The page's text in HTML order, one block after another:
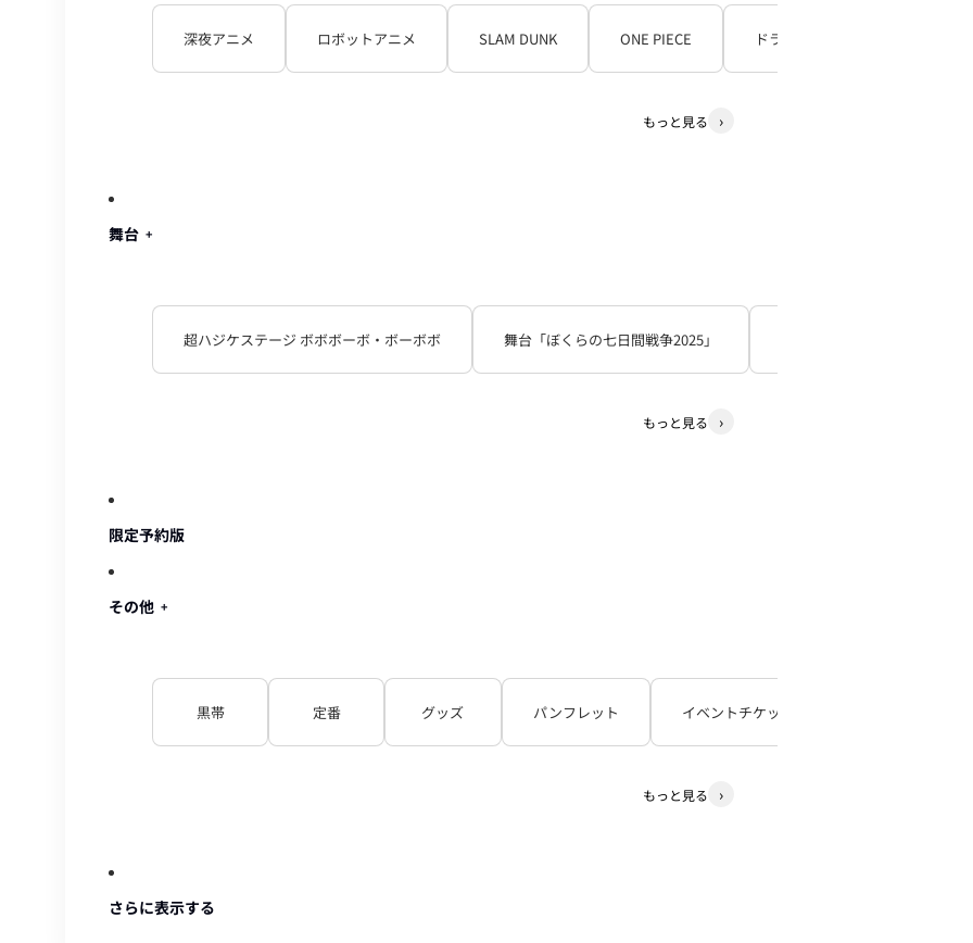
深夜アニメ ロボットアニメ SLAM DUNK ONE PIECE ドラゴンボール
もっと見る
舞台
超ハジケステージ ボボボーボ・ボーボボ 舞台「ぼくらの七日間戦争2025」
もっと見る
限定予約版
その他
黒帯 定番 グッズ パンフレット イベントチケット
もっと見る
さらに表示する